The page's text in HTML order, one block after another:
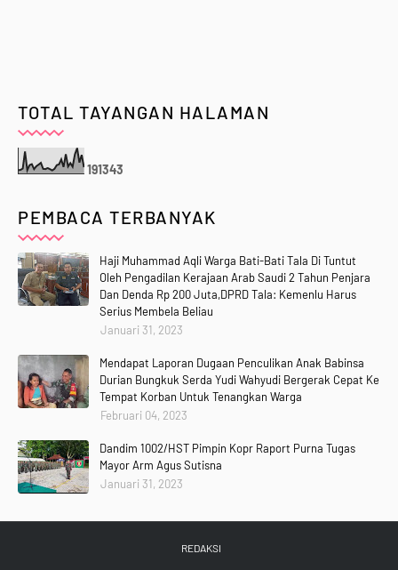
TOTAL TAYANGAN HALAMAN
191343
PEMBACA TERBANYAK
Haji Muhammad Aqli Warga Bati-Bati Tala Di Tuntut
Oleh Pengadilan Kerajaan Arab Saudi 2 Tahun Penjara
Dan Denda Rp 200 Juta,DPRD Tala: Kemenlu Harus
Serius Membela Beliau
Januari 31, 2023
Mendapat Laporan Dugaan Penculikan Anak Babinsa
Durian Bungkuk Serda Yudi Wahyudi Bergerak Cepat Ke
Tempat Korban Untuk Tenangkan Warga
Februari 04, 2023
Dandim 1002/HST Pimpin Kopr Raport Purna Tugas
Mayor Arm Agus Sutisna
Januari 31, 2023
REDAKSI